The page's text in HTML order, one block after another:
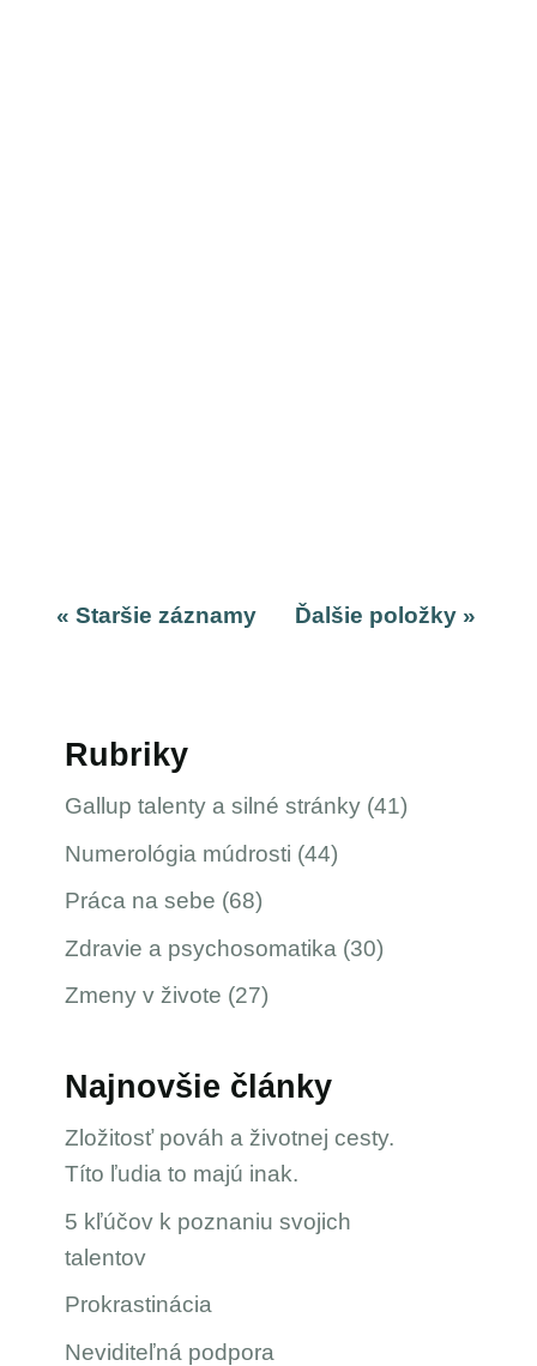
« Staršie záznamy Ďalšie položky »
Rubriky
Gallup talenty a silné stránky (41)
Numerológia múdrosti (44)
Práca na sebe (68)
Zdravie a psychosomatika (30)
Zmeny v živote (27)
Najnovšie články
Zložitosť pováh a životnej cesty.
Títo ľudia to majú inak.
5 kľúčov k poznaniu svojich
talentov
Prokrastinácia
Neviditeľná podpora